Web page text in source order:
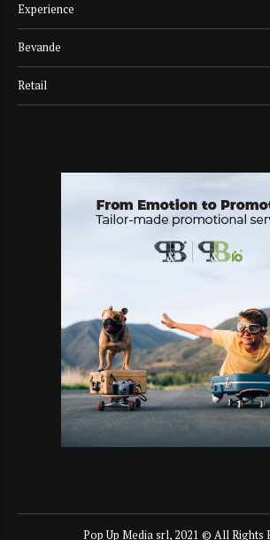
Experience
Bevande
Retail
Pop Up Media srl, 2021 © All Rights